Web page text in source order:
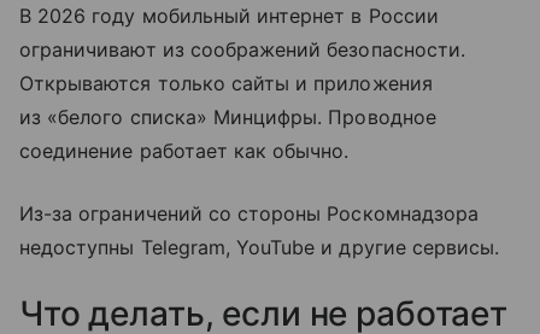
В 2026 году мобильный интернет в России
ограничивают из соображений безопасности.
Открываются только сайты и приложения
из «белого списка» Минцифры. Проводное
соединение работает как обычно.
Из-за ограничений со стороны Роскомнадзора
недоступны Telegram, YouTube и другие сервисы.
Что делать, если не работает